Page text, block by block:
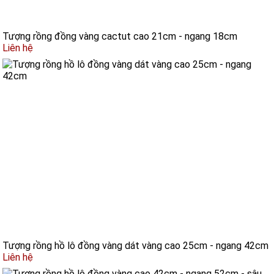
Tượng rồng đồng vàng cactut cao 21cm - ngang 18cm
Liên hệ
Tượng rồng hồ lô đồng vàng dát vàng cao 25cm - ngang 42cm
Liên hệ